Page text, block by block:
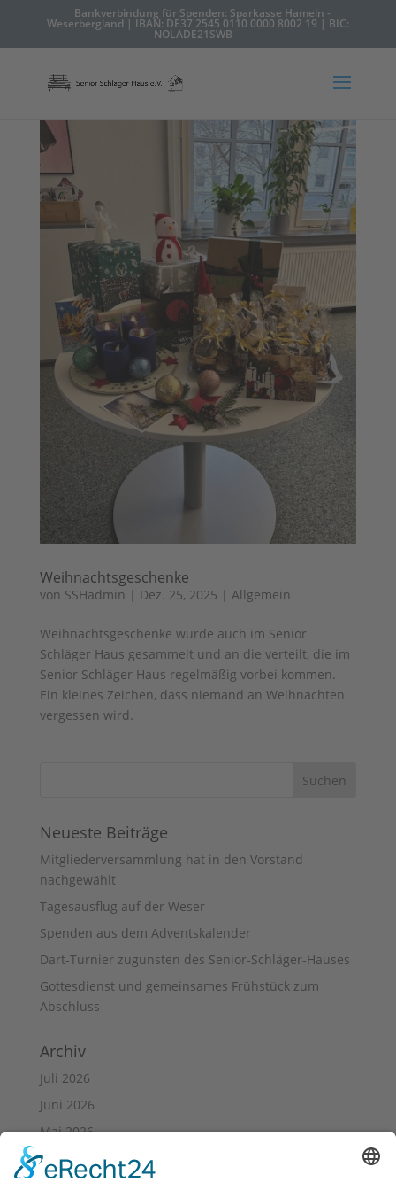
Bankverbindung für Spenden: Sparkasse Hameln -
Weserbergland | IBAN: DE37 2545 0110 0000 8002 19 | BIC:
NOLADE21SWB
Weihnachtsgeschenke
von SSHadmin | Dez. 25, 2025 | Allgemein
Weihnachtsgeschenke wurde auch im Senior
Schläger Haus gesammelt und an die verteilt, die im
Senior Schläger Haus regelmäßig vorbei kommen.
Ein kleines Zeichen, dass niemand an Weihnachten
vergessen wird.
Neueste Beiträge
Mitgliederversammlung hat in den Vorstand
nachgewählt
Tagesausflug auf der Weser
Spenden aus dem Adventskalender
Dart-Turnier zugunsten des Senior-Schläger-Hauses
Gottesdienst und gemeinsames Frühstück zum
Abschluss
Archiv
Juli 2026
Juni 2026
Mai 2026
April 2026
März 2026